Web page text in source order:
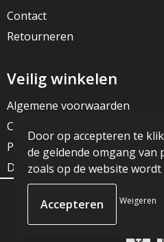
Contact
Retourneren
Veilig winkelen
Algemene voorwaarden
Cookieverklaring
Privacyverklaring
Disclaimer
© Copyright JG
Door op accepteren te
de geldende omgang
zoals op de website wordt
Weigeren